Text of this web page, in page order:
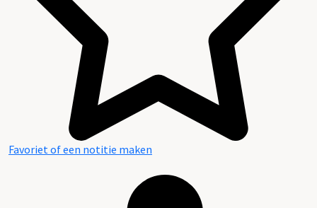
Favoriet of een notitie maken